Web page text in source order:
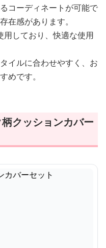
コーディネートが可能で
在感があります。
用しており、快適な使用
イルに合わせやすく、お
めです。
クッションカバー